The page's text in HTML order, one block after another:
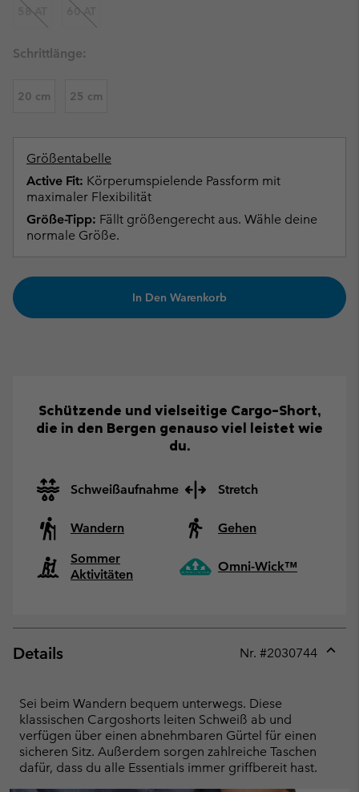
58 AT 60 AT
Schrittlänge:
20 cm 25 cm
Größentabelle
Active Fit: Körperumspielende Passform mit
maximaler Flexibilität
Größe-Tipp: Fällt größengerecht aus. Wähle deine
normale Größe.
In Den Warenkorb
Schützende und vielseitige Cargo-Short,
die in den Bergen genauso viel leistet wie
du.
Schweißaufnahme Stretch
Wandern
Gehen
Sommer
Aktivitäten
Omni-Wick™
Details Nr. #2030744
Sei beim Wandern bequem unterwegs. Diese
klassischen Cargoshorts leiten Schweiß ab und
verfügen über einen abnehmbaren Gürtel für einen
sicheren Sitz. Außerdem sorgen zahlreiche Taschen
dafür, dass du alle Essentials immer griffbereit hast.